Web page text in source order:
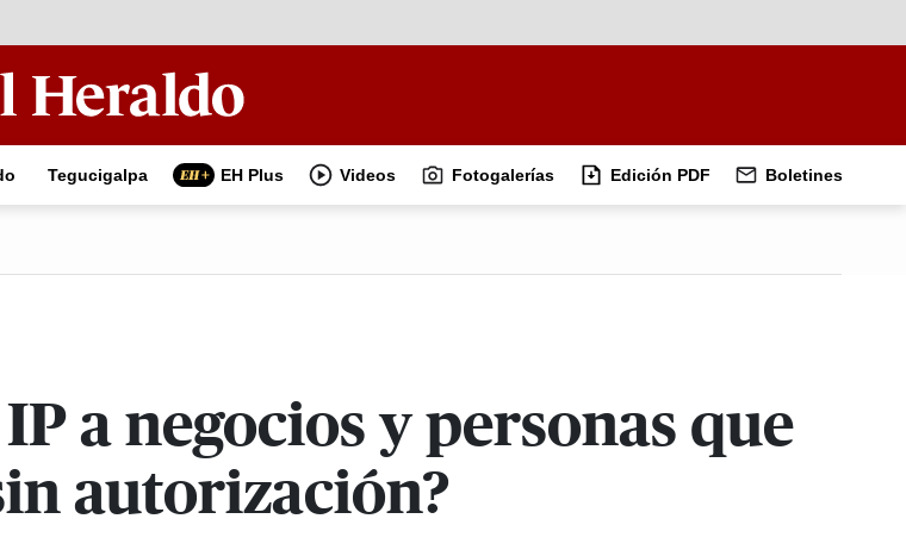
Tegucigalpa EH Plus Videos Fotogalerías Edición PDF Boletines
a negocios y personas que
autorización?